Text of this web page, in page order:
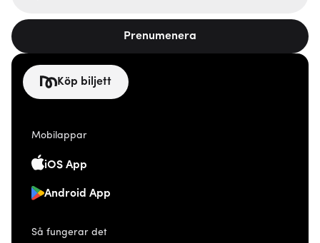
Prenumenera
Köp biljett
Mobilappar
iOS App
Android App
Så fungerar det